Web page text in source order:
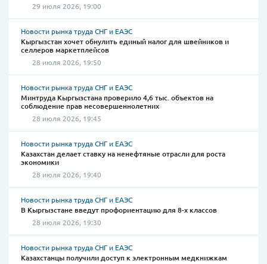
29 июля 2026, 19:00
Новости рынка труда СНГ и ЕАЭС
Кыргызстан хочет обнулить единый налог для швейников и
селлеров маркетплейсов
28 июля 2026, 19:50
Новости рынка труда СНГ и ЕАЭС
Минтруда Кыргызстана проверило 4,6 тыс. объектов на
соблюдение прав несовершеннолетних
28 июля 2026, 19:45
Новости рынка труда СНГ и ЕАЭС
Казахстан делает ставку на ненефтяные отрасли для роста
экономики
28 июля 2026, 19:40
Новости рынка труда СНГ и ЕАЭС
В Кыргызстане введут профориентацию для 8-х классов
28 июля 2026, 19:30
Новости рынка труда СНГ и ЕАЭС
Казахстанцы получили доступ к электронным медкнижкам